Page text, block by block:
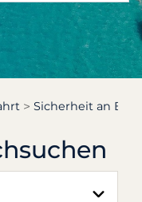
Sicherheit an Bord